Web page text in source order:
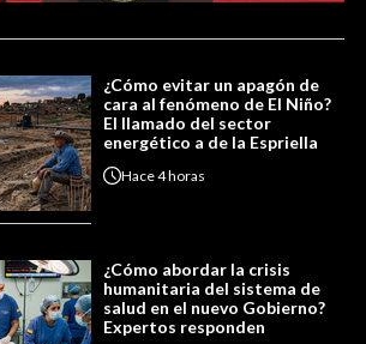
¿Cómo evitar un apagón de
cara al fenómeno de El Niño?
El llamado del sector
energético a de la Espriella
Hace4 horas
¿Cómo abordar la crisis
humanitaria del sistema de
salud en el nuevo Gobierno?
Expertos responden